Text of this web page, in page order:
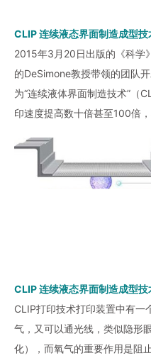
CLIP 连续液态界面制造成型技
2015年3月20日出版的《科学
的DeSimone教授带领的团队
为“连续液体界面制造技术”（
印速度提高数十倍甚至100倍
CLIP 连续液态界面制造成型技
CLIP打印技术打印装置中有一
气，又可以通光线，类似隐形
化），而氧气的重要作用是阻